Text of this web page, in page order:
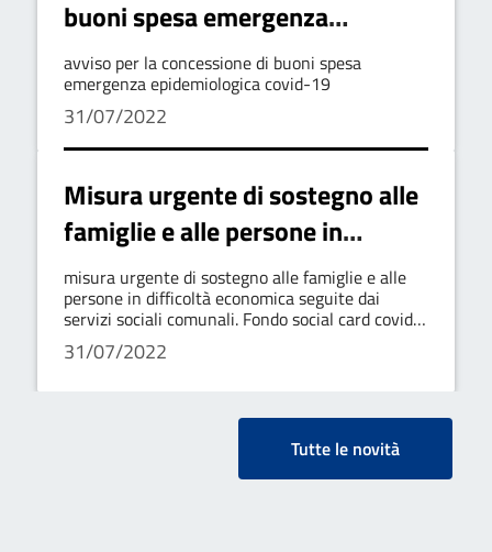
buoni spesa emergenza
epidemiologica covid-19
avviso per la concessione di buoni spesa
emergenza epidemiologica covid-19
31/07/2022
Misura urgente di sostegno alle
famiglie e alle persone in
difficoltà economica seguite dai
servizi sociali comunali. Fondo
social card covid-19
misura urgente di sostegno alle famiglie e alle
persone in difficoltà economica seguite dai
servizi sociali comunali. Fondo social card covid-
19
31/07/2022
Tutte le novità